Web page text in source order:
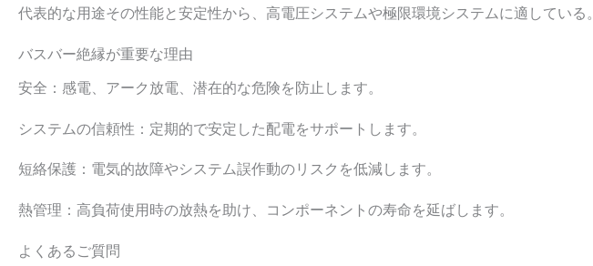
代表的な用途その性能と安定性から、高電圧システムや極限環境システムに適している。
バスバー絶縁が重要な理由
安全：感電、アーク放電、潜在的な危険を防止します。
システムの信頼性：定期的で安定した配電をサポートします。
短絡保護：電気的故障やシステム誤作動のリスクを低減します。
熱管理：高負荷使用時の放熱を助け、コンポーネントの寿命を延ばします。
よくあるご質問